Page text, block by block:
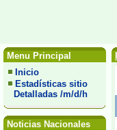
Menu Principal
Inicio
Estadísticas sitio
Detalladas /m/d/h
Noticias Nacionales